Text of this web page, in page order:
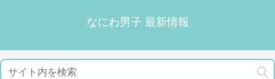
なにわ男子 最新情報